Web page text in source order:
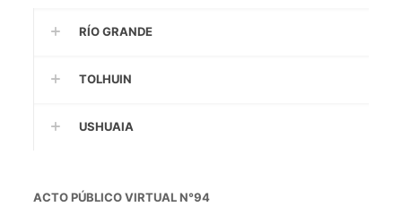
RÍO GRANDE
TOLHUIN
USHUAIA
ACTO PÚBLICO VIRTUAL N°94